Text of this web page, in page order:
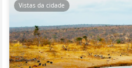
Vistas da cidade